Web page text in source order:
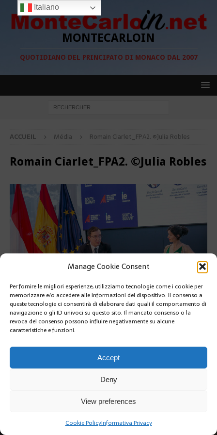
Manage Cookie Consent
Per fornire le migliori esperienze, utilizziamo tecnologie come i cookie per
memorizzare e/o accedere alle informazioni del dispositivo. Il consenso a
queste tecnologie ci consentirà di elaborare dati quali il comportamento di
navigazione o gli ID univoci su questo sito. Il mancato consenso o la
revoca del consenso possono influire negativamente su alcune
caratteristiche e funzioni.
Accept
Deny
View preferences
Cookie PolicyInformativa Privacy
MONTECARLOIN
QUOTIDIANO DEL PRINCIPATO DI MONACO DAL 2007
ACCUEIL Média Romain Ciarlet_FPA2. ©Julia Robles
Romain Ciarlet_FPA2. ©Julia Robles
PRÉCÉDENT
Italiano